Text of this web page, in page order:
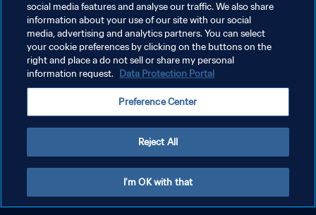
サービス利用規約
social media features and analyse our traffic. We also share
information about your use of our site with our social
media, advertising and analytics partners. You can select
your cookie preferences by clicking on the buttons on the
right and place a do not sell or share my personal
information request. Data Protection Portal
Preference Center
Reject All
I'm OK with that